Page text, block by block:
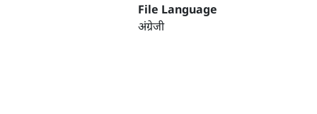
File Language
अंग्रेजी